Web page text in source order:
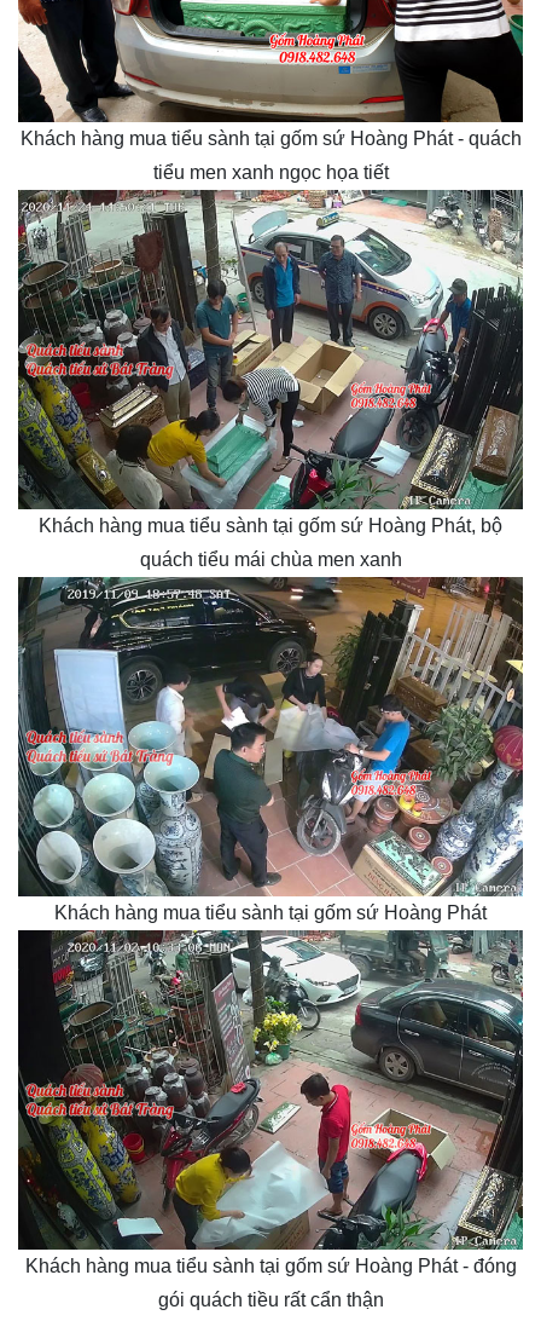
Khách hàng mua tiểu sành tại gốm sứ Hoàng Phát - quách
tiểu men xanh ngọc họa tiết
Khách hàng mua tiểu sành tại gốm sứ Hoàng Phát, bộ
quách tiểu mái chùa men xanh
Khách hàng mua tiểu sành tại gốm sứ Hoàng Phát
Khách hàng mua tiểu sành tại gốm sứ Hoàng Phát - đóng
gói quách tiều rất cẩn thận